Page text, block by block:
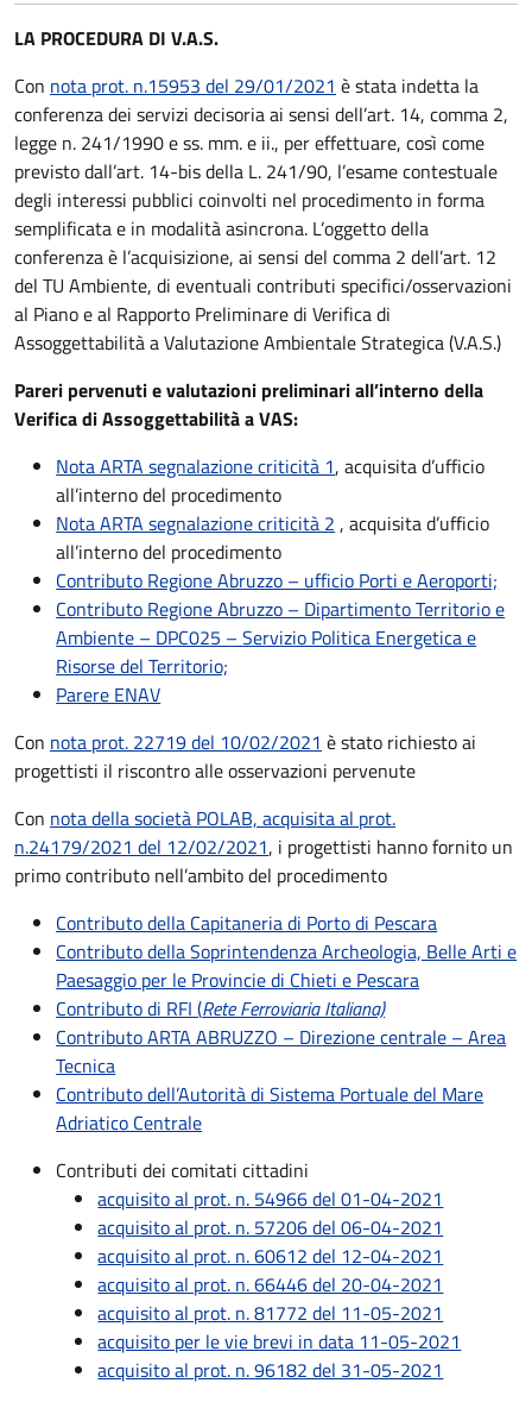
LA PROCEDURA DI V.A.S.
Con nota prot. n.15953 del 29/01/2021 è stata indetta la
conferenza dei servizi decisoria ai sensi dell’art. 14, comma 2,
legge n. 241/1990 e ss. mm. e ii., per effettuare, così come
previsto dall’art. 14-bis della L. 241/90, l’esame contestuale
degli interessi pubblici coinvolti nel procedimento in forma
semplificata e in modalità asincrona. L’oggetto della
conferenza è l’acquisizione, ai sensi del comma 2 dell’art. 12
del TU Ambiente, di eventuali contributi specifici/osservazioni
al Piano e al Rapporto Preliminare di Verifica di
Assoggettabilità a Valutazione Ambientale Strategica (V.A.S.)
Pareri pervenuti e valutazioni preliminari all’interno della
Verifica di Assoggettabilità a VAS:
Nota ARTA segnalazione criticità 1, acquisita d’ufficio
all’interno del procedimento
Nota ARTA segnalazione criticità 2 , acquisita d’ufficio
all’interno del procedimento
Contributo Regione Abruzzo – ufficio Porti e Aeroporti;
Contributo Regione Abruzzo – Dipartimento Territorio e
Ambiente – DPC025 – Servizio Politica Energetica e
Risorse del Territorio;
Parere ENAV
Con nota prot. 22719 del 10/02/2021 è stato richiesto ai
progettisti il riscontro alle osservazioni pervenute
Con nota della società POLAB, acquisita al prot.
n.24179/2021 del 12/02/2021, i progettisti hanno fornito un
primo contributo nell’ambito del procedimento
Contributo della Capitaneria di Porto di Pescara
Contributo della Soprintendenza Archeologia, Belle Arti e
Paesaggio per le Provincie di Chieti e Pescara
Contributo di RFI (Rete Ferroviaria Italiana)
Contributo ARTA ABRUZZO – Direzione centrale – Area
Tecnica
Contributo dell’Autorità di Sistema Portuale del Mare
Adriatico Centrale
Contributi dei comitati cittadini
acquisito al prot. n. 54966 del 01-04-2021
acquisito al prot. n. 57206 del 06-04-2021
acquisito al prot. n. 60612 del 12-04-2021
acquisito al prot. n. 66446 del 20-04-2021
acquisito al prot. n. 81772 del 11-05-2021
acquisito per le vie brevi in data 11-05-2021
acquisito al prot. n. 96182 del 31-05-2021